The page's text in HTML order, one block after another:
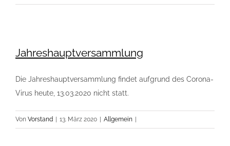
Jahreshauptversammlung
Die Jahreshauptversammlung findet aufgrund des Corona-
Virus heute, 13.03.2020 nicht statt.
Von Vorstand 13. März 2020 Allgemein